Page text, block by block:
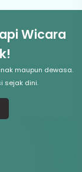
Wicara
maupun dewasa.
sejak dini.